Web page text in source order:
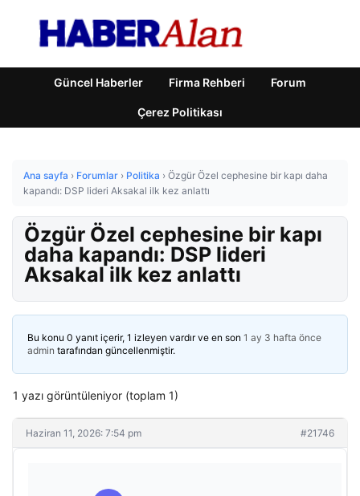
Güncel Haberler Firma Rehberi Forum
Çerez Politikası
Ana sayfa › Forumlar › Politika › Özgür Özel cephesine bir kapı daha
kapandı: DSP lideri Aksakal ilk kez anlattı
Özgür Özel cephesine bir kapı
daha kapandı: DSP lideri
Aksakal ilk kez anlattı
Bu konu 0 yanıt içerir, 1 izleyen vardır ve en son 1 ay 3 hafta önce
admin tarafından güncellenmiştir.
1 yazı görüntüleniyor (toplam 1)
Haziran 11, 2026: 7:54 pm #21746